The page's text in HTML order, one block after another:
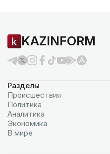
KAZINFORM
Разделы
Происшествия
Политика
Аналитика
Экономика
В мире